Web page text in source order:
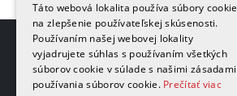
Adresa
Táto webová lokalita používa súbory cookie
na zlepšenie používateľskej skúsenosti.
Používaním našej webovej lokality
vyjadrujete súhlas s používaním všetkých
súborov cookie v súlade s našimi zásadami
používania súborov cookie. Prečítať viac